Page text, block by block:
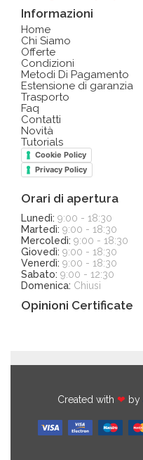
Informazioni
Home
Chi Siamo
Offerte
Condizioni
Metodi Di Pagamento
Estensione di garanzia
Trasporto
Faq
Contatti
Novità
Tutorials
Cookie Policy
Privacy Policy
Orari di apertura
Lunedì: 9:00 - 18:30
Martedì: 9:00 - 18:30
Mercoledì: 9:00 - 18:30
Giovedì: 9:00 - 18:30
Venerdì: 9:00 - 18:30
Sabato: 9:00 - 12:30
Domenica: Chiusi
Opinioni Certificate
Created with ❤ by